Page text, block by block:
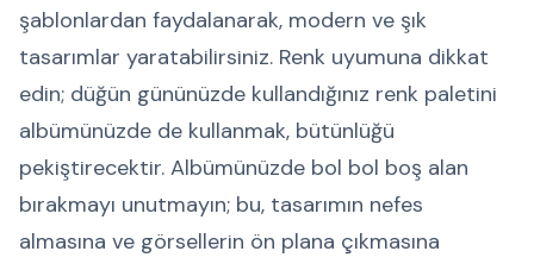
şablonlardan faydalanarak, modern ve şık
tasarımlar yaratabilirsiniz. Renk uyumuna dikkat
edin; düğün gününüzde kullandığınız renk paletini
albümünüzde de kullanmak, bütünlüğü
pekiştirecektir. Albümünüzde bol bol boş alan
bırakmayı unutmayın; bu, tasarımın nefes
almasına ve görsellerin ön plana çıkmasına